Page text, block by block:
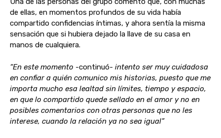
de ellas, en momentos profundos de su vida había
compartido confidencias íntimas, y ahora sentía la misma
sensación que si hubiera dejado la llave de su casa en
manos de cualquiera.
“En este momento -continuó- intento ser muy cuidadosa
en confiar a quién comunico mis historias, puesto que me
importa mucho esa lealtad sin límites, tiempo y espacio,
en que lo compartido quede sellado en el amor y no en
posibles comentarios con otras personas que no les
interese, cuando la relación ya no sea igual”